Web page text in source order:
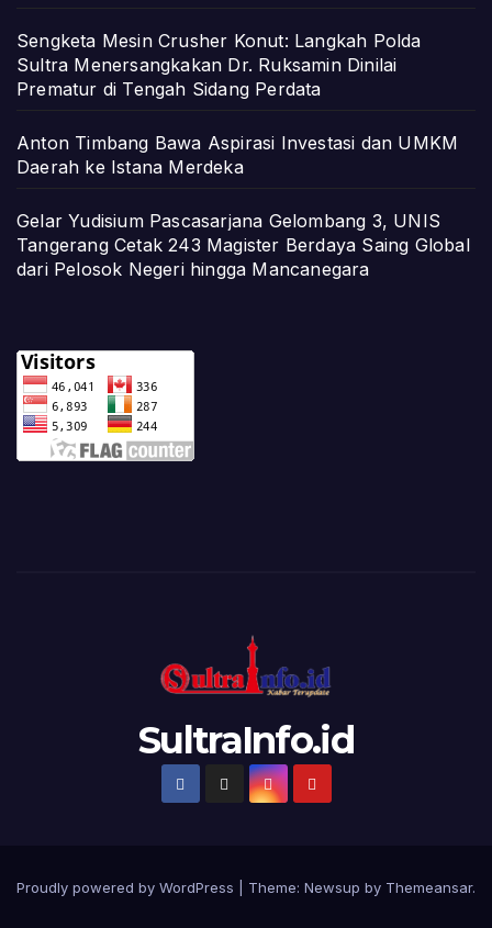
Sengketa Mesin Crusher Konut: Langkah Polda
Sultra Menersangkakan Dr. Ruksamin Dinilai
Prematur di Tengah Sidang Perdata
Anton Timbang Bawa Aspirasi Investasi dan UMKM
Daerah ke Istana Merdeka
Gelar Yudisium Pascasarjana Gelombang 3, UNIS
Tangerang Cetak 243 Magister Berdaya Saing Global
dari Pelosok Negeri hingga Mancanegara
SultraInfo.id
Proudly powered by WordPress Theme: Newsup by Themeansar.